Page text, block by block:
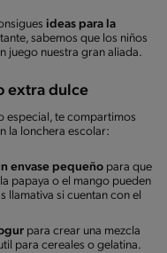
ideas para la
sabemos que los niños
juego nuestra gran aliada.
extra dulce
especial, te compartimos
la lonchera escolar:
envase pequeño para que
papaya o el mango pueden
llamativa si cuentan con el
para crear una mezcla
para cereales o gelatina.